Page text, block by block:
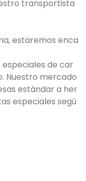
transportista
estaremos enca
de car
Nuestro mercado
estándar a her
especiales segú